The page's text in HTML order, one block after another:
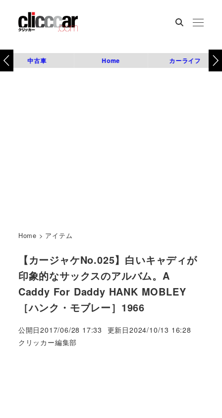
中古車 Home カーライフ
Home > アイテム
【カージャケNo.025】白いキャディが
印象的なサックスのアルバム。A
Caddy For Daddy HANK MOBLEY
［ハンク・モブレー］1966
公開日2017/06/28 17:33 更新日2024/10/13 16:28
著
クリッカー編集部